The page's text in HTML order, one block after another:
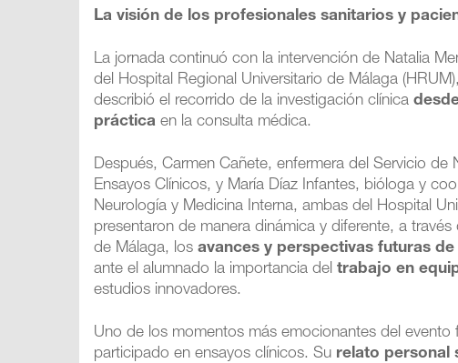
La visión de los profesionales sanitarios y
La jornada continuó con la intervención de Natalia
del Hospital Regional Universitario de Málaga
describió el recorrido de la investigación clínica
práctica en la consulta médica.
Después, Carmen Cañete, enfermera del Servicio
Ensayos Clínicos, y María Díaz Infantes, bióloga y
Neurología y Medicina Interna, ambas del Hospital
presentaron de manera dinámica y diferente, a
de Málaga, losavances y perspectivas futuras
ante el alumnado la importancia deltrabajo en
estudios innovadores.
Uno de los momentos más emocionantes del
participado en ensayos clínicos. Su relato personal